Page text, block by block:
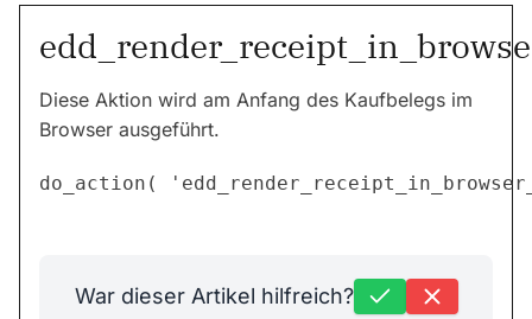
Diese Aktion wird am Anfang des Kaufbelegs im
Browser ausgeführt.
War dieser Artikel hilfreich?